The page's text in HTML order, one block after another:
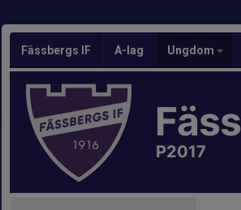
Fässbergs IF A-lag Ungdom
P2017